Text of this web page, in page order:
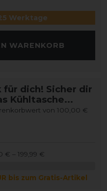
Werktage
WARENKORB
für dich! Sicher dir
Kühltasche...
von 100,00 €
– 199,99 €
bis zum Gratis-Artikel